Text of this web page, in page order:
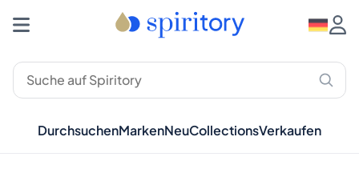
DurchsuchenMarkenNeuCollectionsVerkaufen